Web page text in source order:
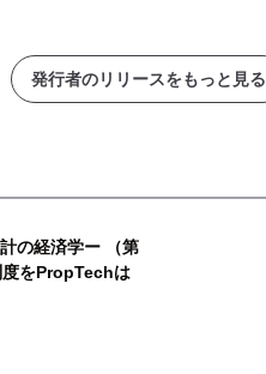
発行者のリリースをもっと見る
の経済学ー （第
をPropTechは